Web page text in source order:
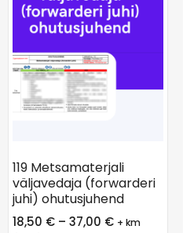
119 Metsamaterjali
väljavedaja (forwarderi
juhi) ohutusjuhend
18,50 € – 37,00 € + km